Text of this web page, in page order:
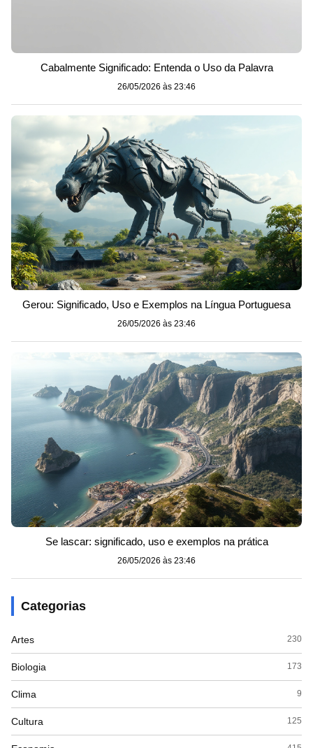
Cabalmente Significado: Entenda o Uso da Palavra
26/05/2026 às 23:46
Gerou: Significado, Uso e Exemplos na Língua Portuguesa
26/05/2026 às 23:46
Se lascar: significado, uso e exemplos na prática
26/05/2026 às 23:46
Categorias
Artes 230
Biologia 173
Clima 9
Cultura 125